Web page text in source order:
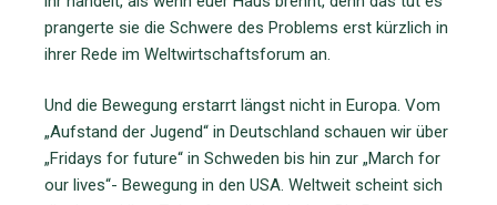
prangerte sie die Schwere des Problems erst kürzlich in
ihrer Rede im Weltwirtschaftsforum an.
Und die Bewegung erstarrt längst nicht in Europa. Vom
„Aufstand der Jugend“ in Deutschland schauen wir über
„Fridays for future“ in Schweden bis hin zur „March for
our lives“- Bewegung in den USA. Weltweit scheint sich